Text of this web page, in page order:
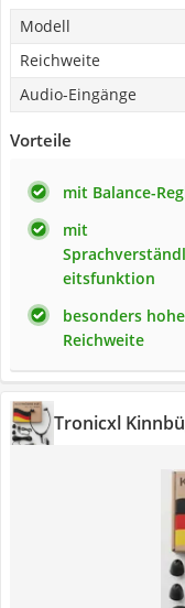
Modell
Reichweite
Audio-Eingänge
Vorteile
mit Balance-
mit
eitsfunktion
besonders hohe
Reichweite
Tronicxl